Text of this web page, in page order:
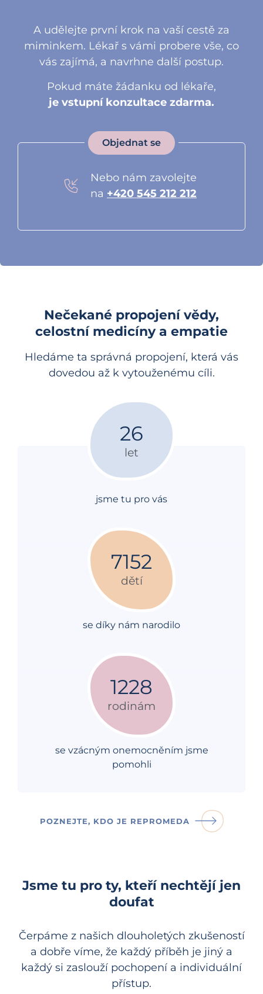
A udělejte první krok na vaší cestě za
miminkem. Lékař s vámi probere vše, co
vás zajímá, a navrhne další postup.
Pokud máte žádanku od lékaře,
je vstupní konzultace zdarma.
Objednat se
Nebo nám zavolejte
na +420 545 212 212
Nečekané propojení vědy,
celostní medicíny a empatie
Hledáme ta správná propojení, která vás
dovedou až k vytouženému cíli.
let
26
jsme tu pro vás
dětí
7152
se díky nám narodilo
rodinám
1228
se vzácným onemocněním jsme
pomohli
POZNEJTE, KDO JE REPROMEDA
Jsme tu pro ty, kteří nechtějí jen
doufat
Čerpáme z našich dlouholetých zkušeností
a dobře víme, že každý příběh je jiný a
každý si zaslouží pochopení a individuální
přístup.